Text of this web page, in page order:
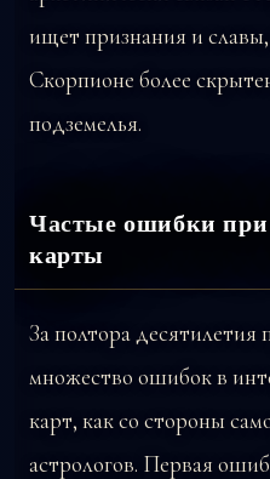
ищет признания и
Скорпионе более
подземелья.
Частые ошибки при
карты
За полтора десятилетия
множество ошибок в
карт, как со стороны
астрологов. Первая